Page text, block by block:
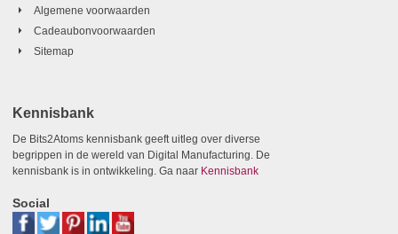
Algemene voorwaarden
Cadeaubonvoorwaarden
Sitemap
Kennisbank
De Bits2Atoms kennisbank geeft uitleg over diverse
begrippen in de wereld van Digital Manufacturing. De
kennisbank is in ontwikkeling. Ga naar Kennisbank
Social